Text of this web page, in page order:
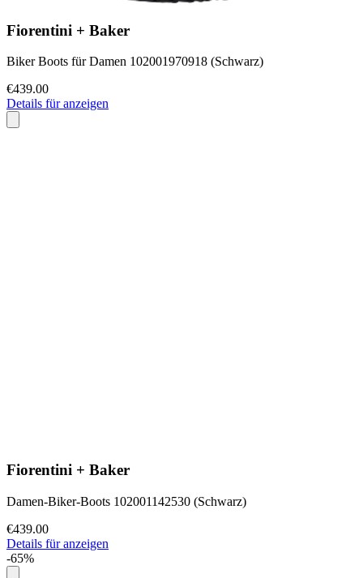
Fiorentini + Baker
Biker Boots für Damen 102001970918 (Schwarz)
€439.00
Details für anzeigen
Fiorentini + Baker
Damen-Biker-Boots 102001142530 (Schwarz)
€439.00
Details für anzeigen
-65%